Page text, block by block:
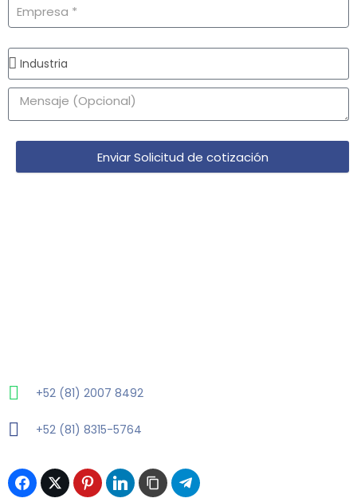
Enviar Solicitud de cotización
+52 (81) 2007 8492
+52 (81) 8315-5764